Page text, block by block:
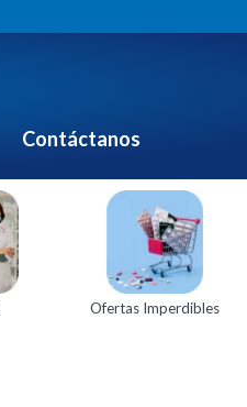
Contáctanos
Ofertas Imperdibles